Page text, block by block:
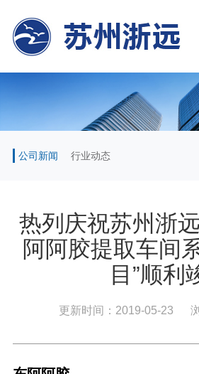
公司新闻 行业动态
热列庆祝苏州浙
阿阿胶提取车间
目”顺利
更新时间：2019-05-23